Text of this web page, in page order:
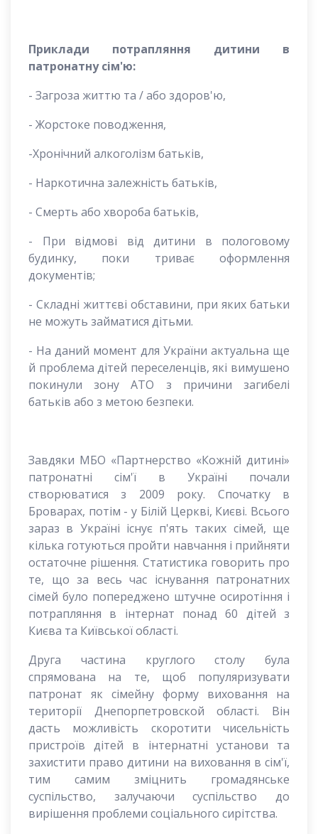
Приклади потрапляння дитини в
патронатну сім'ю:
- Загроза життю та / або здоров'ю,
- Жорстоке поводження,
-Хронічний алкоголізм батьків,
- Наркотична залежність батьків,
- Смерть або хвороба батьків,
- При відмові від дитини в пологовому
будинку, поки триває оформлення
документів;
- Складні життєві обставини, при яких батьки
не можуть займатися дітьми.
- На даний момент для України актуальна ще
й проблема дітей переселенців, які вимушено
покинули зону АТО з причини загибелі
батьків або з метою безпеки.
Завдяки МБО «Партнерство «Кожній дитині»
патронатні сім'ї в Україні почали
створюватися з 2009 року. Спочатку в
Броварах, потім - у Білій Церкві, Києві. Всього
зараз в Україні існує п'ять таких сімей, ще
кілька готуються пройти навчання і прийняти
остаточне рішення. Статистика говорить про
те, що за весь час існування патронатних
сімей було попереджено штучне осиротіння і
потрапляння в інтернат понад 60 дітей з
Києва та Київської області.
Друга частина круглого столу була
спрямована на те, щоб популяризувати
патронат як сімейну форму виховання на
території Днепорпетровской області. Він
дасть можливість скоротити чисельність
пристроїв дітей в інтернатні установи та
захистити право дитини на виховання в сім'ї,
тим самим зміцнить громадянське
суспільство, залучаючи суспільство до
вирішення проблеми соціального сирітства.